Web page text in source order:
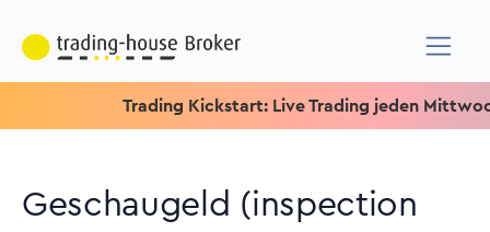
Trading Kickstart: Live Trading jeden Mittwoch
Geschaugeld (inspection